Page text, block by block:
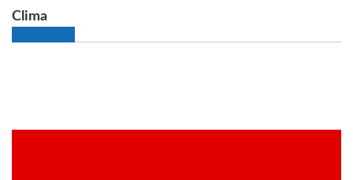
Clima